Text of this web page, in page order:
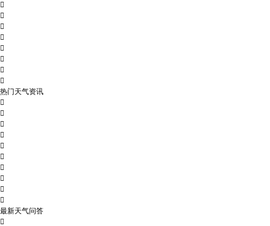








热门天气资讯










最新天气问答
